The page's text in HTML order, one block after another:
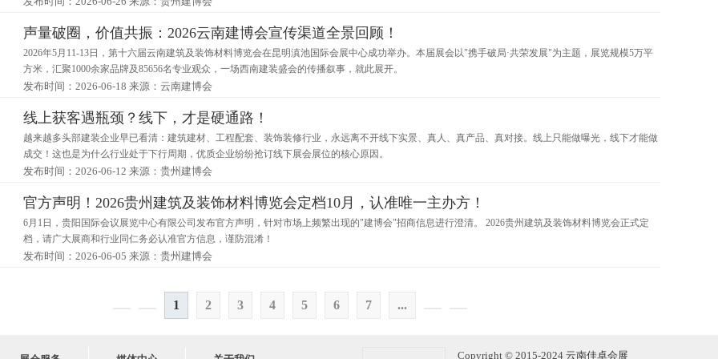
声量破圈，价值共振：2026云南建博会宣传渠道全景回顾！
2026年5月11-13日，第十六届云南建筑及装饰材料博览会在昆明滇池国际会展中心成功举办。本届展会以"携手破局·共荣发展"为主题，展览规模5万平
方米，汇聚1000余家品牌及85656名专业观众，一场西南建装盛会的传播叙事，就此展开。
发布时间：2026-06-18 来源：云南建博会
线上获客遇瓶颈？线下，才是硬通路！
越来越多头部建装企业早已看清：建筑建材、工程配套、装饰装修行业，永远离不开线下实景、真人、真产品、真对接。线上只能做曝光，线下才能做
成交！这也是为什么行业处于下行周期，优质企业纷纷抢订线下展会展位的核心原因。
发布时间：2026-06-12 来源：贵州建博会
官方声明！2026贵州建筑及装饰材料博览会定档10月，认准唯一主办方！
6月1日，贵阳国际会议展览中心有限公司发布官方声明，针对市场上频繁出现的"建博会"招商信息进行澄清。 2026贵州建筑及装饰材料博览会正式定
档，请广大展商和行业同仁务必认准官方信息，谨防混淆！
发布时间：2026-06-05 来源：贵州建博会
1 2 3 4 5 6 7 ...
Copyright © 2015-2024 云南佳卓会展